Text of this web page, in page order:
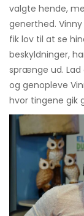
valgte hende,
generthed. Vinny
fik lov til at se
beskyldninger,
sprænge ud. Lad
og genopleve
hvor tingene gik